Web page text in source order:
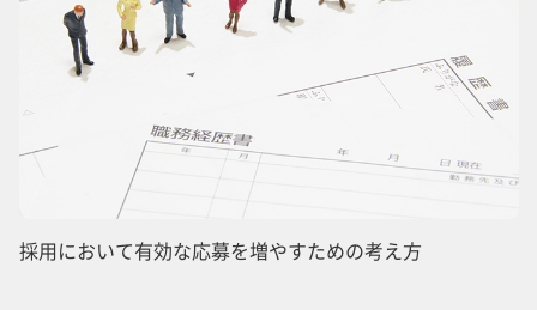
採用において有効な応募を増やすための考え方